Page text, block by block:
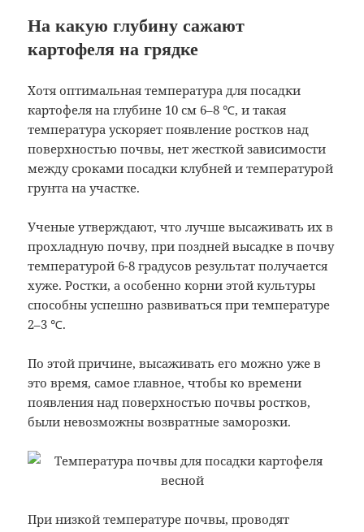
На какую глубину сажают
картофеля на грядке
Хотя оптимальная температура для посадки
картофеля на глубине 10 см 6–8 ℃, и такая
температура ускоряет появление ростков над
поверхностью почвы, нет жесткой зависимости
между сроками посадки клубней и температурой
грунта на участке.
Ученые утверждают, что лучше высаживать их в
прохладную почву, при поздней высадке в почву
температурой 6-8 градусов результат получается
хуже. Ростки, а особенно корни этой культуры
способны успешно развиваться при температуре
2–3 ℃.
По этой причине, высаживать его можно уже в
это время, самое главное, чтобы ко времени
появления над поверхностью почвы ростков,
были невозможны возвратные заморозки.
При низкой температуре почвы, проводят